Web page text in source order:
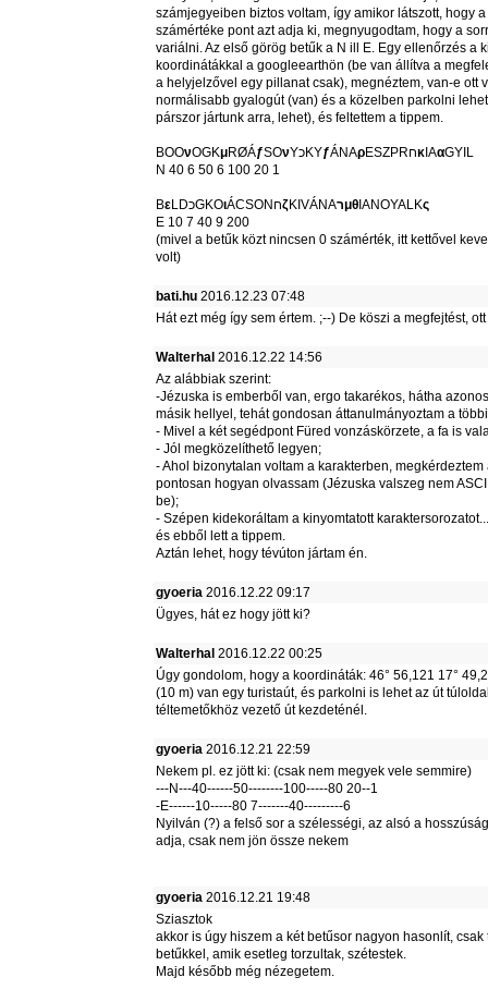
számjegyeiben biztos voltam, így amikor látszott, hogy
számértéke pont azt adja ki, megnyugodtam, hogy a
variálni. Az első görög betűk a N ill E. Egy ellenőrzés a
koordinátákkal a googleearthön (be van állítva a
a helyjelzővel egy pillanat csak), megnéztem, van-e ott
normálisabb gyalogút (van) és a közelben parkolni
párszor jártunk arra, lehet), és feltettem a tippem.
BOOνOGKμRØÁƒSOν YכKYƒÁNAρ ESZPRחκ IAαGYIL
N 40 6 50 6 100 20 1
Bε LDכGKOι ÁCSONחζKIVÁNA רμθ IANOYALKς
E 10 7 40 9 200
(mivel a betűk közt nincsen 0 számérték, itt kettővel
volt)
bati.hu 2016.12.23 07:48
Hát ezt még így sem értem. ;--) De köszi a megfejtést,
Walterhal 2016.12.22 14:56
Az alábbiak szerint:
-Jézuska is emberből van, ergo takarékos, hátha
másik hellyel, tehát gondosan áttanulmányoztam a
- Mivel a két segédpont Füred vonzáskörzete, a fa is
- Jól megközelíthető legyen;
- Ahol bizonytalan voltam a karakterben,
pontosan hogyan olvassam (Jézuska valszeg nem
be);
- Szépen kidekoráltam a kinyomtatott
és ebből lett a tippem.
Aztán lehet, hogy tévúton jártam én.
gyoeria 2016.12.22 09:17
Ügyes, hát ez hogy jött ki?
Walterhal 2016.12.22 00:25
Úgy gondolom, hogy a koordináták: 46° 56,121 17°
(10 m) van egy turistaút, és parkolni is lehet az út
téltemetőkhöz vezető út kezdeténél.
gyoeria 2016.12.21 22:59
Nekem pl. ez jött ki: (csak nem megyek vele semmire)
---N---40------50--------100-----80 20--1
-E------10-----80 7-------40---------6
Nyilván (?) a felső sor a szélességi, az alsó a
adja, csak nem jön össze nekem
gyoeria 2016.12.21 19:48
Sziasztok
akkor is úgy hiszem a két betűsor nagyon hasonlít,
betűkkel, amik esetleg torzultak, szétestek.
Majd később még nézegetem.